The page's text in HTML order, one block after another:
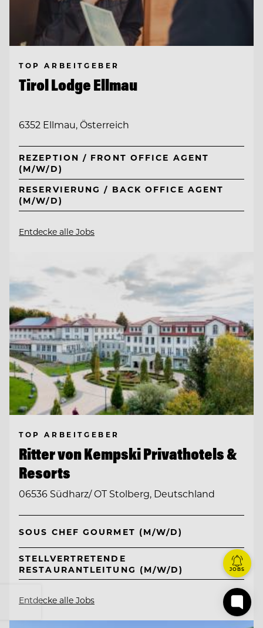
TOP ARBEITGEBER
Tirol Lodge Ellmau
6352 Ellmau, Österreich
REZEPTION / FRONT OFFICE AGENT
(M/W/D)
RESERVIERUNG / BACK OFFICE AGENT
(M/W/D)
Entdecke alle Jobs
TOP ARBEITGEBER
Ritter von Kempski Privathotels &
Resorts
06536 Südharz/ OT Stolberg, Deutschland
SOUS CHEF GOURMET (M/W/D)
STELLVERTRETENDE
RESTAURANTLEITUNG (M/W/D)
Entdecke alle Jobs
JOBS